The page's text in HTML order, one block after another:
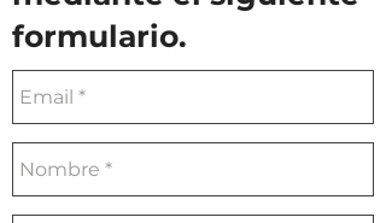
formulario.